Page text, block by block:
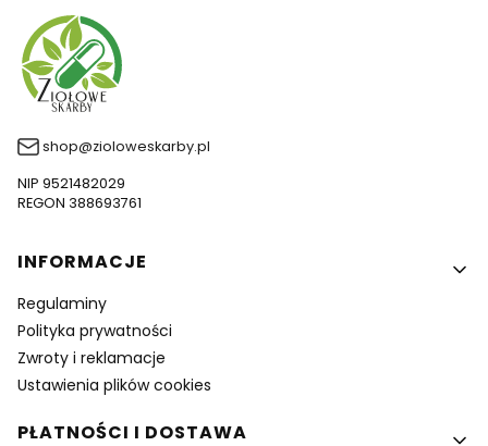
shop@zioloweskarby.pl
NIP 9521482029
REGON 388693761
Linki w stopce
INFORMACJE
Regulaminy
Polityka prywatności
Zwroty i reklamacje
Ustawienia plików cookies
PŁATNOŚCI I DOSTAWA